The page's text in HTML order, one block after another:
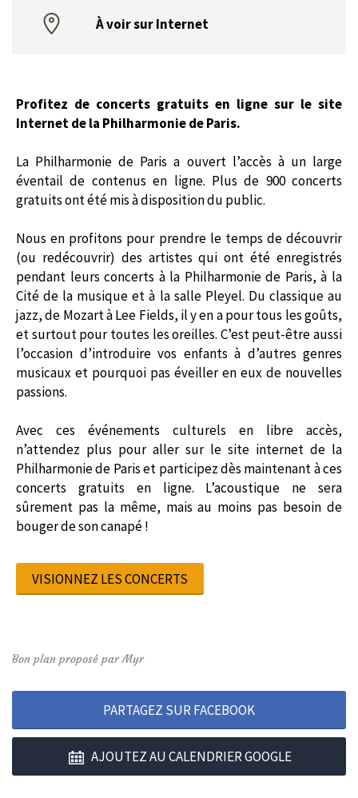
À voir sur Internet
Profitez de concerts gratuits en ligne sur le site
Internet de la Philharmonie de Paris.
La Philharmonie de Paris a ouvert l’accès à un large
éventail de contenus en ligne. Plus de 900 concerts
gratuits ont été mis à disposition du public.
Nous en profitons pour prendre le temps de découvrir
(ou redécouvrir) des artistes qui ont été enregistrés
pendant leurs concerts à la Philharmonie de Paris, à la
Cité de la musique et à la salle Pleyel. Du classique au
jazz, de Mozart à Lee Fields, il y en a pour tous les goûts,
et surtout pour toutes les oreilles. C’est peut-être aussi
l’occasion d’introduire vos enfants à d’autres genres
musicaux et pourquoi pas éveiller en eux de nouvelles
passions.
Avec ces événements culturels en libre accès,
n’attendez plus pour aller sur le site internet de la
Philharmonie de Paris et participez dès maintenant à ces
concerts gratuits en ligne. L’acoustique ne sera
sûrement pas la même, mais au moins pas besoin de
bouger de son canapé !
VISIONNEZ LES CONCERTS
Bon plan proposé par Myr
PARTAGEZ SUR FACEBOOK
AJOUTEZ AU CALENDRIER GOOGLE